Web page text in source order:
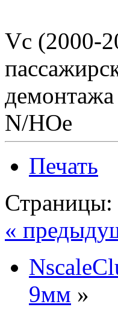
Vc (2000-
N/НОе
Печать
«
9мм »